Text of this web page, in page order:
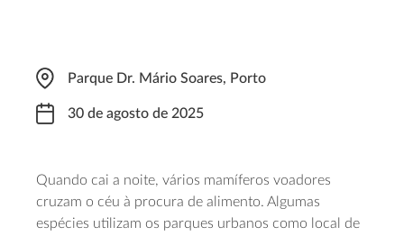
Parque Dr. Mário Soares, Porto
30 de agosto de 2025
Quando cai a noite, vários mamíferos voadores
cruzam o céu à procura de alimento. Algumas
espécies utilizam os parques urbanos como local de